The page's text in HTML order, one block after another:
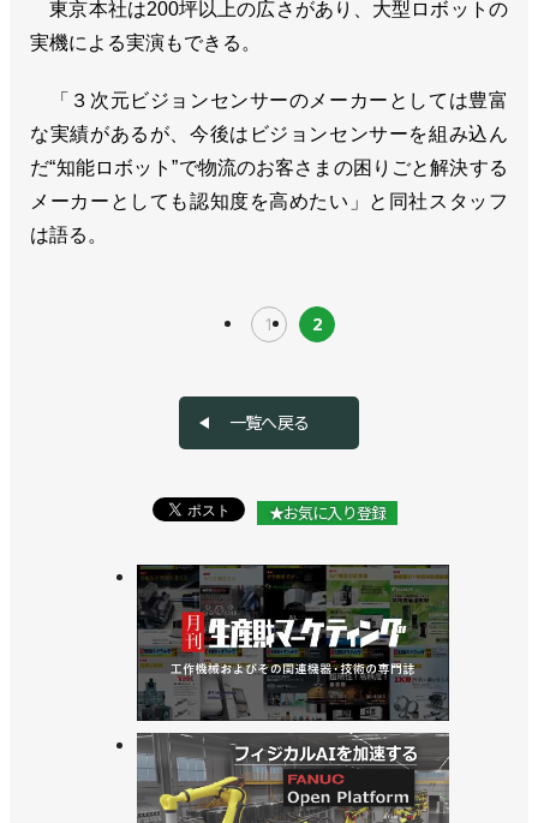
東京本社は200坪以上の広さがあり、大型ロボットの
実機による実演もできる。
「３次元ビジョンセンサーのメーカーとしては豊富
な実績があるが、今後はビジョンセンサーを組み込ん
だ“知能ロボット”で物流のお客さまの困りごと解決する
メーカーとしても認知度を高めたい」と同社スタッフ
は語る。
1 2
一覧へ戻る
★お気に入り登録